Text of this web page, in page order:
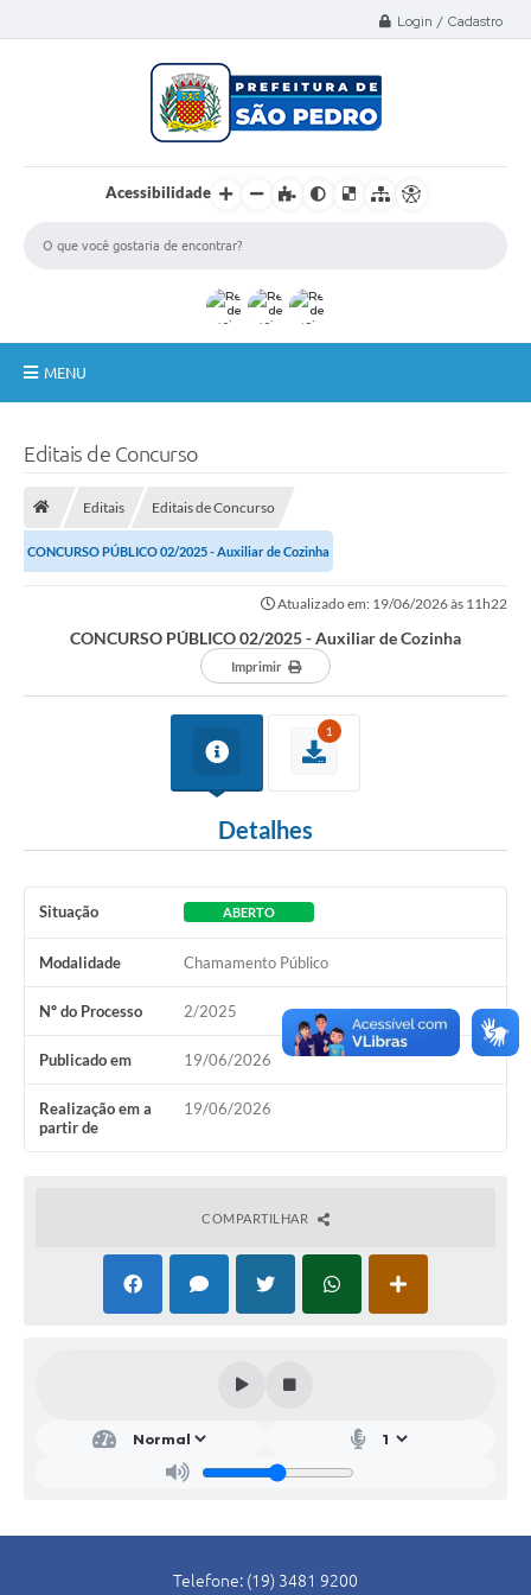
Login / Cadastro
Acessibilidade
MENU
Horários e itinerários dos ônibus urbanos de São Pedro
Protocolo - Instruções e modelos de requerimentos
Medicamentos disponíveis na Farmácia Municipal
Cemitérios
Comunicação
Editais
Formulários
Ouvidoria
SIC
Conselhos Municipais
Editais de Concurso
Editais Editais de Concurso
CONCURSO PÚBLICO 02/2025 - Auxiliar de Cozinha
Atualizado em: 19/06/2026 às 11h22
CONCURSO PÚBLICO 02/2025 - Auxiliar de Cozinha
Imprimir
1
Detalhes
Situação ABERTO
Modalidade Chamamento Público
Nº do Processo 2/2025
Publicado em 19/06/2026
Realização em a
partir de
19/06/2026
COMPARTILHAR
Telefone: (19) 3481 9200